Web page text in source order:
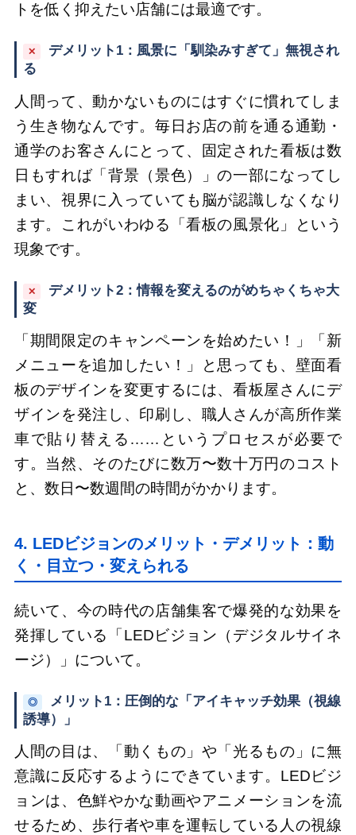
トを低く抑えたい店舗には最適です。
✕
デメリット1：風景に「馴染みすぎて」無視され
る
人間って、動かないものにはすぐに慣れてしま
う生き物なんです。毎日お店の前を通る通勤・
通学のお客さんにとって、固定された看板は数
日もすれば「背景（景色）」の一部になってし
まい、視界に入っていても脳が認識しなくなり
ます。これがいわゆる「看板の風景化」という
現象です。
✕
デメリット2：情報を変えるのがめちゃくちゃ大
変
「期間限定のキャンペーンを始めたい！」「新
メニューを追加したい！」と思っても、壁面看
板のデザインを変更するには、看板屋さんにデ
ザインを発注し、印刷し、職人さんが高所作業
車で貼り替える……というプロセスが必要で
す。当然、そのたびに数万〜数十万円のコスト
と、数日〜数週間の時間がかかります。
4. LEDビジョンのメリット・デメリット：動
く・目立つ・変えられる
続いて、今の時代の店舗集客で爆発的な効果を
発揮している「LEDビジョン（デジタルサイネ
ージ）」について。
◎
メリット1：圧倒的な「アイキャッチ効果（視線
誘導）」
人間の目は、「動くもの」や「光るもの」に無
意識に反応するようにできています。LEDビジ
ョンは、色鮮やかな動画やアニメーションを流
せるため、歩行者や車を運転している人の視線